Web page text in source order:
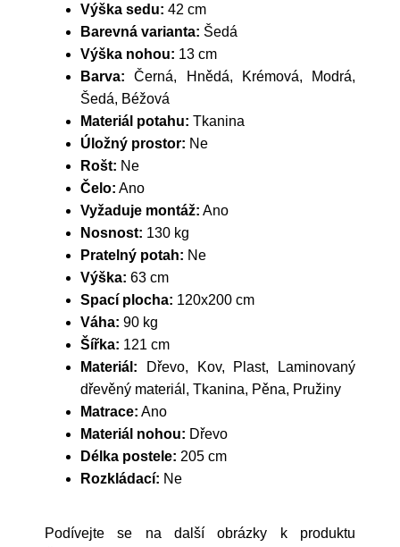
Výška sedu: 42 cm
Barevná varianta: Šedá
Výška nohou: 13 cm
Barva: Černá, Hnědá, Krémová, Modrá,
Šedá, Béžová
Materiál potahu: Tkanina
Úložný prostor: Ne
Rošt: Ne
Čelo: Ano
Vyžaduje montáž: Ano
Nosnost: 130 kg
Pratelný potah: Ne
Výška: 63 cm
Spací plocha: 120x200 cm
Váha: 90 kg
Šířka: 121 cm
Materiál: Dřevo, Kov, Plast, Laminovaný
dřevěný materiál, Tkanina, Pěna, Pružiny
Matrace: Ano
Materiál nohou: Dřevo
Délka postele: 205 cm
Rozkládací: Ne
Podívejte se na další obrázky k produktu